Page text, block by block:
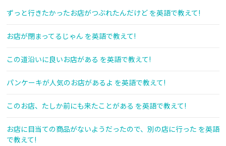
ずっと行きたかったお店がつぶれたんだけど を英語で教えて!
お店が閉まってるじゃん を英語で教えて!
この道沿いに良いお店がある を英語で教えて!
パンケーキが人気のお店があるよ を英語で教えて!
このお店、たしか前にも来たことがある を英語で教えて!
お店に目当ての商品がないようだったので、別の店に行った を英語
で教えて!